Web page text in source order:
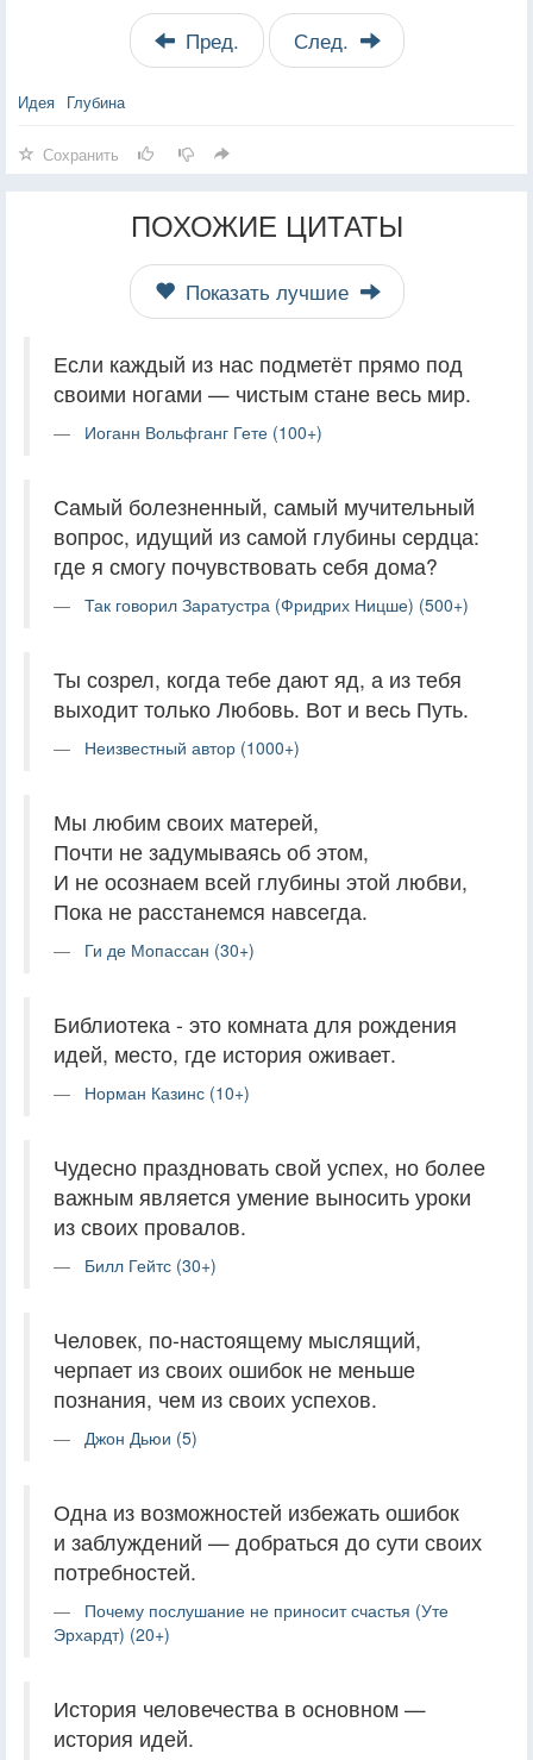
Пред. След.
Идея Глубина
Сохранить
ПОХОЖИЕ ЦИТАТЫ
Показать лучшие
Если каждый из нас подметёт прямо под
своими ногами — чистым стане весь мир.
Иоганн Вольфганг Гете (100+)
Самый болезненный, самый мучительный
вопрос, идущий из самой глубины сердца:
где я смогу почувствовать себя дома?
Так говорил Заратустра (Фридрих Ницше) (500+)
Ты созрел, когда тебе дают яд, а из тебя
выходит только Любовь. Вот и весь Путь.
Неизвестный автор (1000+)
Мы любим своих матерей,
Почти не задумываясь об этом,
И не осознаем всей глубины этой любви,
Пока не расстанемся навсегда.
Ги де Мопассан (30+)
Библиотека - это комната для рождения
идей, место, где история оживает.
Норман Казинс (10+)
Чудесно праздновать свой успех, но более
важным является умение выносить уроки
из своих провалов.
Билл Гейтс (30+)
Человек, по-настоящему мыслящий,
черпает из своих ошибок не меньше
познания, чем из своих успехов.
Джон Дьюи (5)
Одна из возможностей избежать ошибок
и заблуждений — добраться до сути своих
потребностей.
Почему послушание не приносит счастья (Уте
Эрхардт) (20+)
История человечества в основном —
история идей.